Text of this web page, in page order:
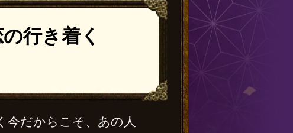
行き着く
今だからこそ、あの人